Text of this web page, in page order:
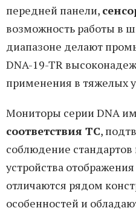
передней панели,
возможность работы в
диапазоне делают
DNA-19-TR
применения в тяжелых
Мониторы серии DNA
соответствия ТС,
соблюдение
устройства
отличаются рядом
особенностей и